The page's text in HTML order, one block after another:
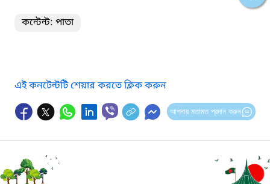
কন্টেন্ট: পাতা
এই কনটেন্টটি শেয়ার করতে ক্লিক করুন
আপনার মতামত প্রদান করুন